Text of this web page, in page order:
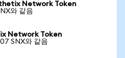
Network Token
와 같음
Network Token
SNX와 같음